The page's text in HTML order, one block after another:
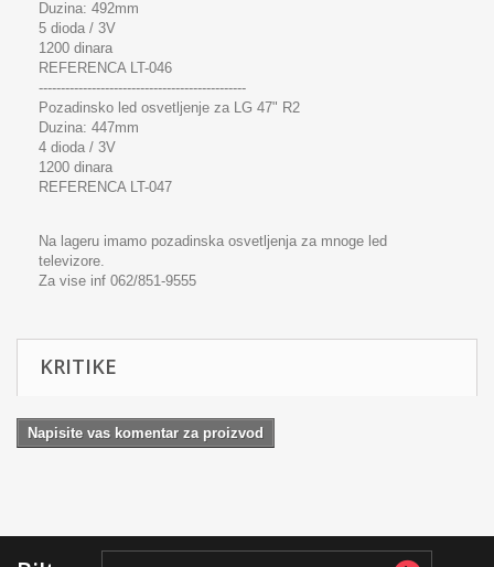
Duzina: 492mm
5 dioda / 3V
1200 dinara
REFERENCA LT-046
-----------------------------------------------
Pozadinsko led osvetljenje za LG 47" R2
Duzina: 447mm
4 dioda / 3V
1200 dinara
REFERENCA LT-047
Na lageru imamo pozadinska osvetljenja za mnoge led
televizore.
Za vise inf 062/851-9555
KRITIKE
Napisite vas komentar za proizvod